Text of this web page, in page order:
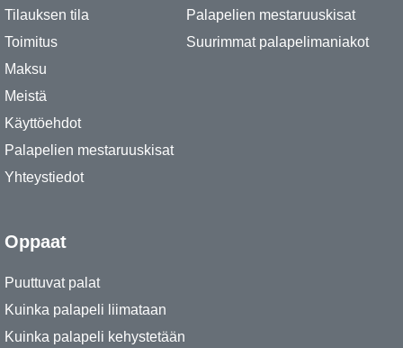
Tilauksen tila
Toimitus
Maksu
Meistä
Käyttöehdot
Palapelien mestaruuskisat
Yhteystiedot
Palapelien mestaruuskisat
Suurimmat palapelimaniakot
Oppaat
Puuttuvat palat
Kuinka palapeli liimataan
Kuinka palapeli kehystetään